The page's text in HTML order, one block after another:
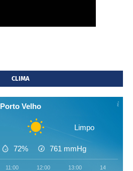
CLIMA
Porto Velho
Limpo
72% 761 mmHg
11:00 12:00 13:00 14:00